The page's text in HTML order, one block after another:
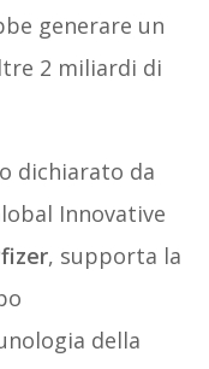
generare un
2 miliardi di
dichiarato da
Innovative
, supporta la
della